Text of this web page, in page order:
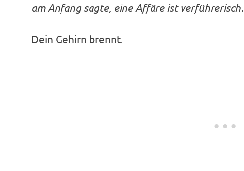
am Anfang sagte, eine Affäre ist
Dein Gehirn brennt.